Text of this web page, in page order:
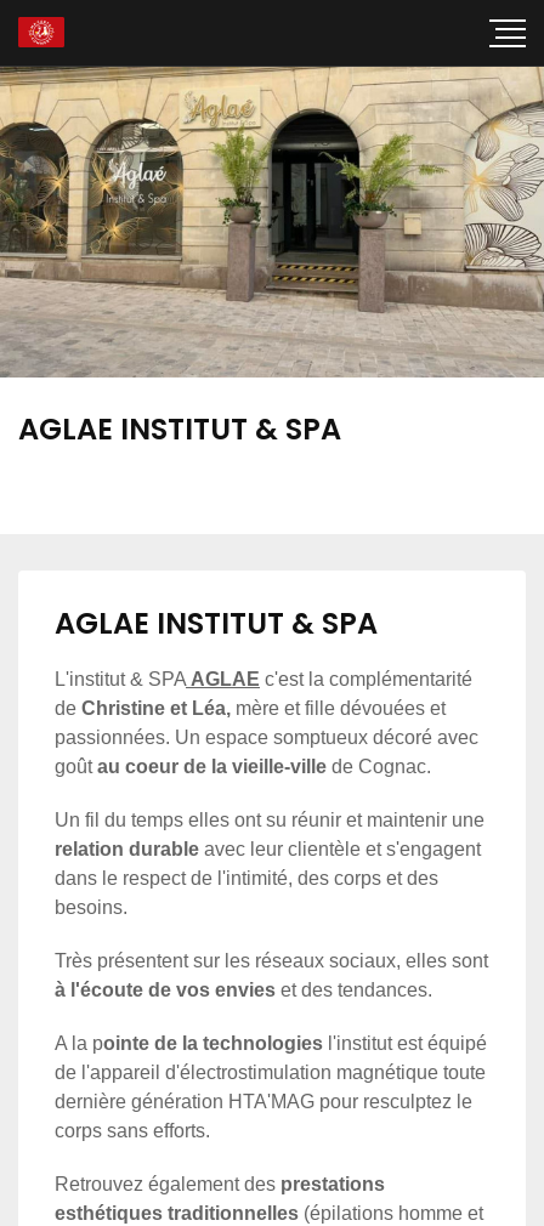
AGLAE INSTITUT & SPA
AGLAE INSTITUT & SPA
L'institut & SPA AGLAE c'est la complémentarité
de Christine et Léa, mère et fille dévouées et
passionnées. Un espace somptueux décoré avec
goûtau coeur de la vieille-ville de Cognac.
Un fil du temps elles ont su réunir et maintenir une
relation durable avec leur clientèle et s'engagent
dans le respect de l'intimité, des corps et des
besoins.
Très présentent sur les réseaux sociaux, elles sont
à l'écoute de vos envies et des tendances.
A la pointe de la technologies l'institut est équipé
de l'appareil d'électrostimulation magnétique toute
dernière génération HTA'MAG pour resculptez le
corps sans efforts.
Retrouvez également des prestations
esthétiques traditionnelles (épilations homme et